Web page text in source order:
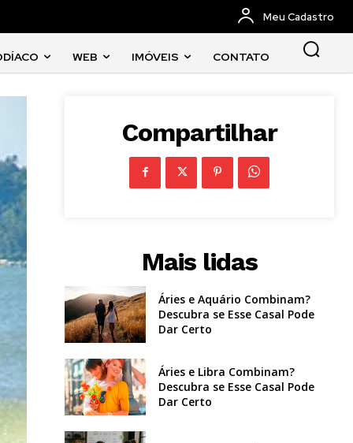
Meu Cadastro
WEB IMÓVEIS CONTATO
Compartilhar
Mais lidas
Áries e Aquário Combinam?
Descubra se Esse Casal Pode
Dar Certo
Áries e Libra Combinam?
Descubra se Esse Casal Pode
Dar Certo